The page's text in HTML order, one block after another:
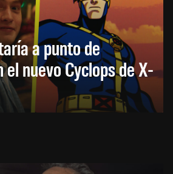
a punto de
nuevo Cyclops de X-